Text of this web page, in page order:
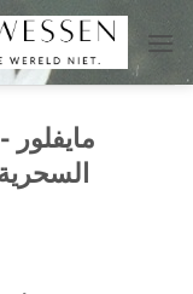
للمحتوى
مايفلور